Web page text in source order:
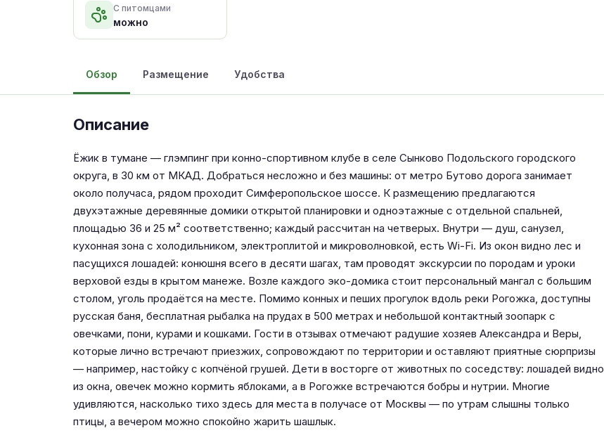
С питомцами
можно
Обзор Размещение Удобства
Описание
Ёжик в тумане — глэмпинг при конно-спортивном клубе в селе Сынково Подольского городского
округа, в 30 км от МКАД. Добраться несложно и без машины: от метро Бутово дорога занимает
около получаса, рядом проходит Симферопольское шоссе. К размещению предлагаются
двухэтажные деревянные домики открытой планировки и одноэтажные с отдельной спальней,
площадью 36 и 25 м² соответственно; каждый рассчитан на четверых. Внутри — душ, санузел,
кухонная зона с холодильником, электроплитой и микроволновкой, есть Wi-Fi. Из окон видно лес и
пасущихся лошадей: конюшня всего в десяти шагах, там проводят экскурсии по породам и уроки
верховой езды в крытом манеже. Возле каждого эко-домика стоит персональный мангал с большим
столом, уголь продаётся на месте. Помимо конных и пеших прогулок вдоль реки Рогожка, доступны
русская баня, бесплатная рыбалка на прудах в 500 метрах и небольшой контактный зоопарк с
овечками, пони, курами и кошками. Гости в отзывах отмечают радушие хозяев Александра и Веры,
которые лично встречают приезжих, сопровождают по территории и оставляют приятные сюрпризы
— например, настойку с копчёной грушей. Дети в восторге от животных по соседству: лошадей видно
из окна, овечек можно кормить яблоками, а в Рогожке встречаются бобры и нутрии. Многие
удивляются, насколько тихо здесь для места в получасе от Москвы — по утрам слышны только
птицы, а вечером можно спокойно жарить шашлык.